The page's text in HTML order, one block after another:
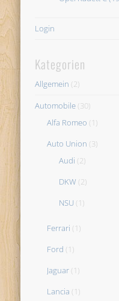
Login
Kategorien
Allgemein (2)
Automobile (30)
Alfa Romeo (1)
Auto Union (3)
Audi (2)
DKW (2)
NSU (1)
Ferrari (1)
Ford (1)
Jaguar (1)
Lancia (1)